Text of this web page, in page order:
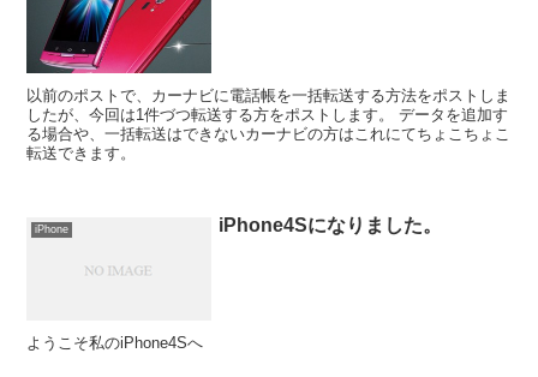
以前のポストで、カーナビに電話帳を一括転送する方法をポストしま
したが、今回は1件づつ転送する方をポストします。 データを追加す
る場合や、一括転送はできないカーナビの方はこれにてちょこちょこ
転送できます。
iPhone iPhone4Sになりました。
ようこそ私のiPhone4Sへ